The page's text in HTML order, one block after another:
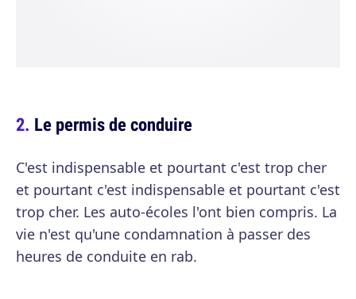
Le permis de conduire
C'est indispensable et pourtant c'est trop cher
et pourtant c'est indispensable et pourtant c'est
trop cher. Les auto-écoles l'ont bien compris. La
vie n'est qu'une condamnation à passer des
heures de conduite en rab.